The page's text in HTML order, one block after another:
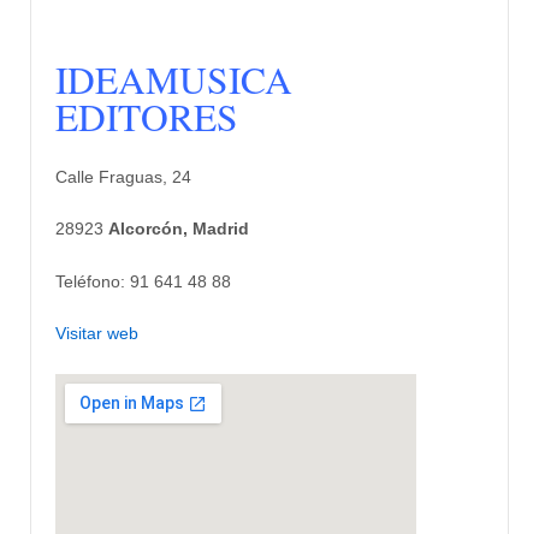
IDEAMUSICA
EDITORES
Calle Fraguas, 24
28923 Alcorcón, Madrid
Teléfono: 91 641 48 88
Visitar web